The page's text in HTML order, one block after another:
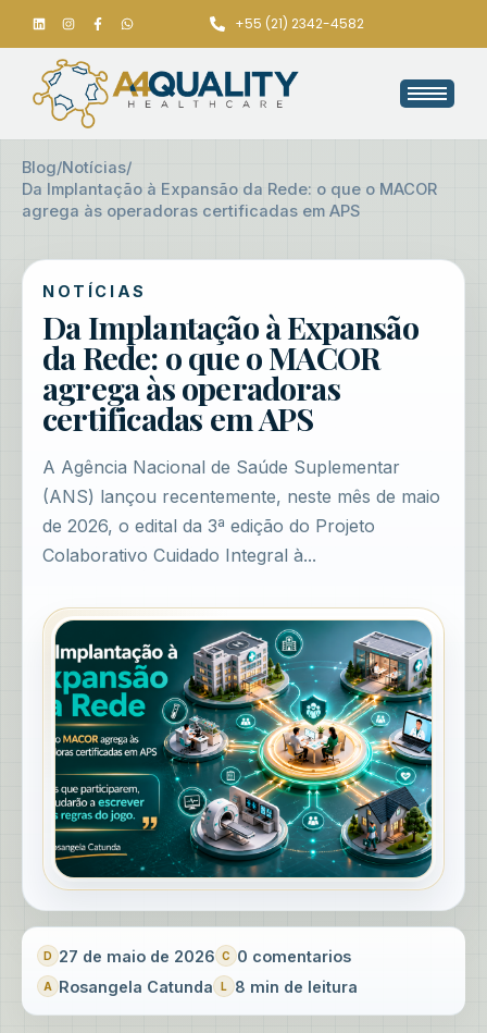
+55 (21) 2342-4582
Blog/Notícias/
Da Implantação à Expansão da Rede: o que o MACOR
agrega às operadoras certificadas em APS
NOTÍCIAS
Da Implantação à Expansão
da Rede: o que o MACOR
agrega às operadoras
certificadas em APS
A Agência Nacional de Saúde Suplementar
(ANS) lançou recentemente, neste mês de maio
de 2026, o edital da 3ª edição do Projeto
Colaborativo Cuidado Integral à...
27 de maio de 2026
0 comentarios
Rosangela Catunda
8 min de leitura